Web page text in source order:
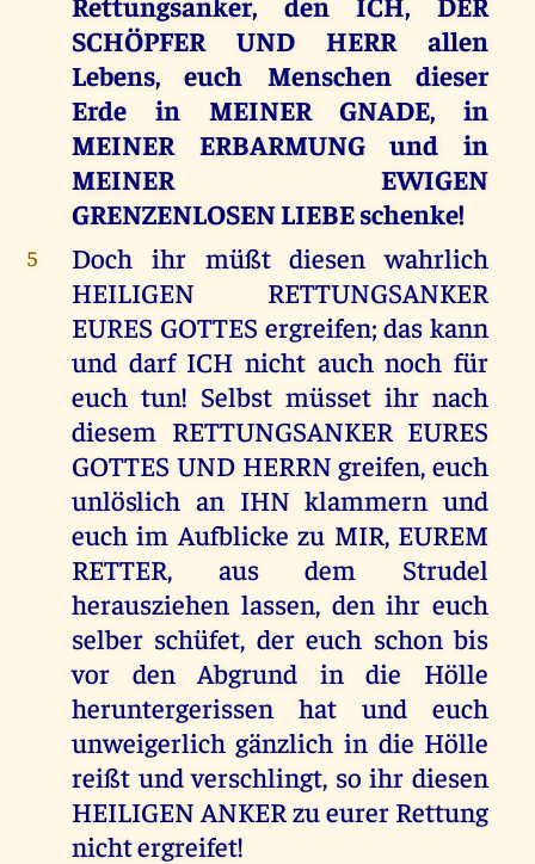
SCHÖPFER UND HERR allen
Lebens, euch Menschen dieser
Erde in MEINER GNADE, in
MEINER ERBARMUNG und in
MEINER EWIGEN
GRENZENLOSEN LIEBE schenke!
5
Doch ihr müßt diesen wahrlich
HEILIGEN RETTUNGSANKER
EURES GOTTES ergreifen; das kann
und darf ICH nicht auch noch für
euch tun! Selbst müsset ihr nach
diesem RETTUNGSANKER EURES
GOTTES UND HERRN greifen, euch
unlöslich an IHN klammern und
euch im Aufblicke zu MIR, EUREM
RETTER, aus dem Strudel
herausziehen lassen, den ihr euch
selber schüfet, der euch schon bis
vor den Abgrund in die Hölle
heruntergerissen hat und euch
unweigerlich gänzlich in die Hölle
reißt und verschlingt, so ihr diesen
HEILIGEN ANKER zu eurer Rettung
nicht ergreifet!